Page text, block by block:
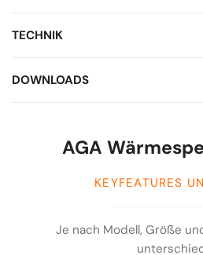
TECHNIK
DOWNLOADS
AGA
KEYFEATURES
Je nach Modell, Größe